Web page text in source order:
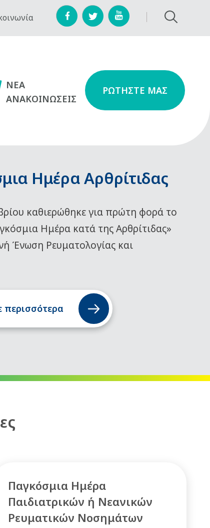
NEA
ΑΝΑΚΟΙΝΩΣΕΙΣ
ΡΩΤΗΣΤΕ ΜΑΣ
Ημέρα Αρθρίτιδας
καθιερώθηκε για πρώτη φορά το
Ημέρα κατά της Αρθρίτιδας»
Ένωση Ρευματολογίας και
περισσότερα
Παγκόσμια Ημέρα
Παιδιατρικών ή Νεανικών
Ρευματικών Νοσημάτων